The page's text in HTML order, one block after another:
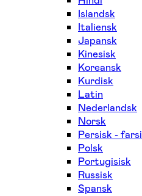
Islandsk
Italiensk
Japansk
Kinesisk
Koreansk
Kurdisk
Latin
Nederlandsk
Norsk
Persisk - farsi
Polsk
Portugisisk
Russisk
Spansk